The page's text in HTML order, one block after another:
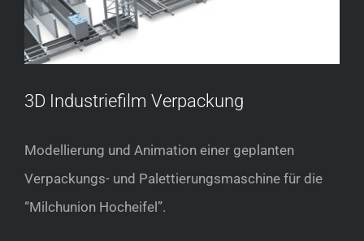
3D Industriefilm Verpackung
Modellierung und Animation einer geplanten
Verpackungs- und Palettierungsmaschine für die
“Milchunion Hocheifel”.